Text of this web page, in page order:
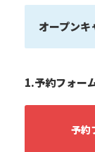
オープンキ
1.予約フォー
予約